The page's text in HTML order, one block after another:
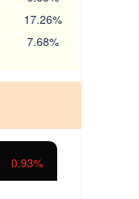
17.26%
7.68%
1.01%